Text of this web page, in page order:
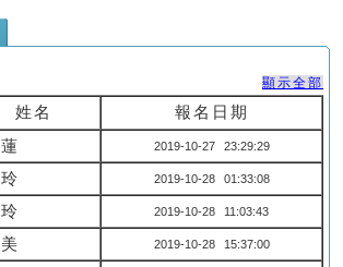
顯示全部
姓名 報名日期
蓮 2019-10-27 23:29:29
玲 2019-10-28 01:33:08
玲 2019-10-28 11:03:43
美 2019-10-28 15:37:00